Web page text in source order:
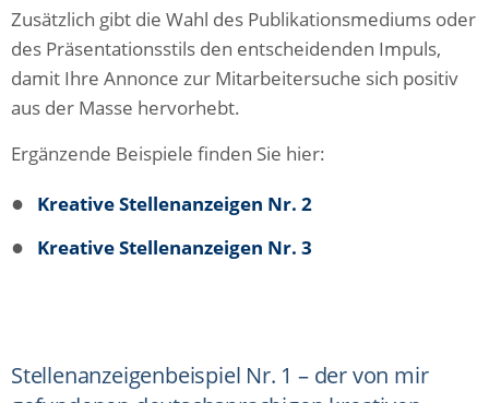
Zusätzlich gibt die Wahl des Publikationsmediums oder
des Präsentationsstils den entscheidenden Impuls,
damit Ihre Annonce zur Mitarbeitersuche sich positiv
aus der Masse hervorhebt.
Ergänzende Beispiele finden Sie hier:
● Kreative Stellenanzeigen Nr. 2
● Kreative Stellenanzeigen Nr. 3
Stellenanzeigenbeispiel Nr. 1 – der von mir